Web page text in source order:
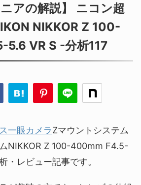
ニアの解説】 ニコン超
NIKKOR Z 100-
VR S -分析117
一眼カメラZマウントシステム
NIKKOR Z 100-400mm F4.5-
・レビュー記事です。